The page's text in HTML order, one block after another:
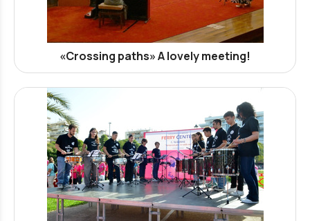
«Crossing paths» A lovely meeting!